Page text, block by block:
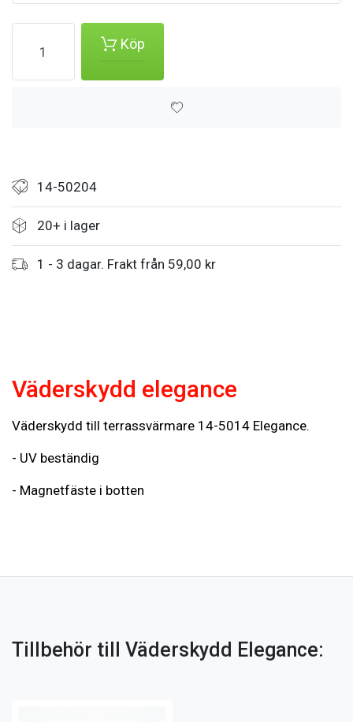
Köp
14-50204
20+ i lager
1 - 3 dagar. Frakt från 59,00 kr
Väderskydd elegance
Väderskydd till terrassvärmare 14-5014 Elegance.
- UV beständig
- Magnetfäste i botten
Tillbehör till Väderskydd Elegance: